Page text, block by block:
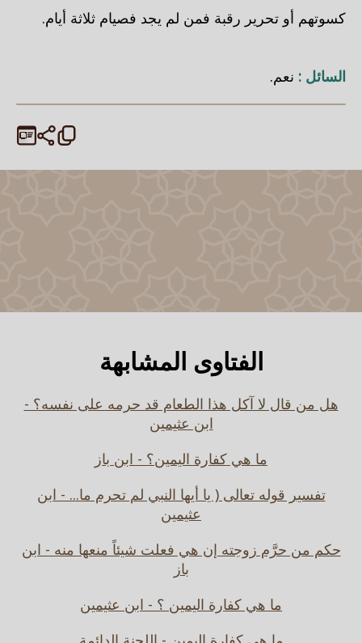
كسوتهم أو تحرير رقبة فمن لم يجد فصيام ثلاثة أيام.
السائل : نعم.
الفتاوى المشابهة
هل من قال لا آكل هذا الطعام قد حرمه على نفسه؟ -
ابن عثيمين
ما هي كفارة اليمين؟ - ابن باز
تفسير قوله تعالى ( يا أيها النبي لم تحرم ما... - ابن
عثيمين
حكم من حرَّم زوجته إن هي فعلت شيئاً منعها منه - ابن
باز
ما هي كفارة اليمين ؟ - ابن عثيمين